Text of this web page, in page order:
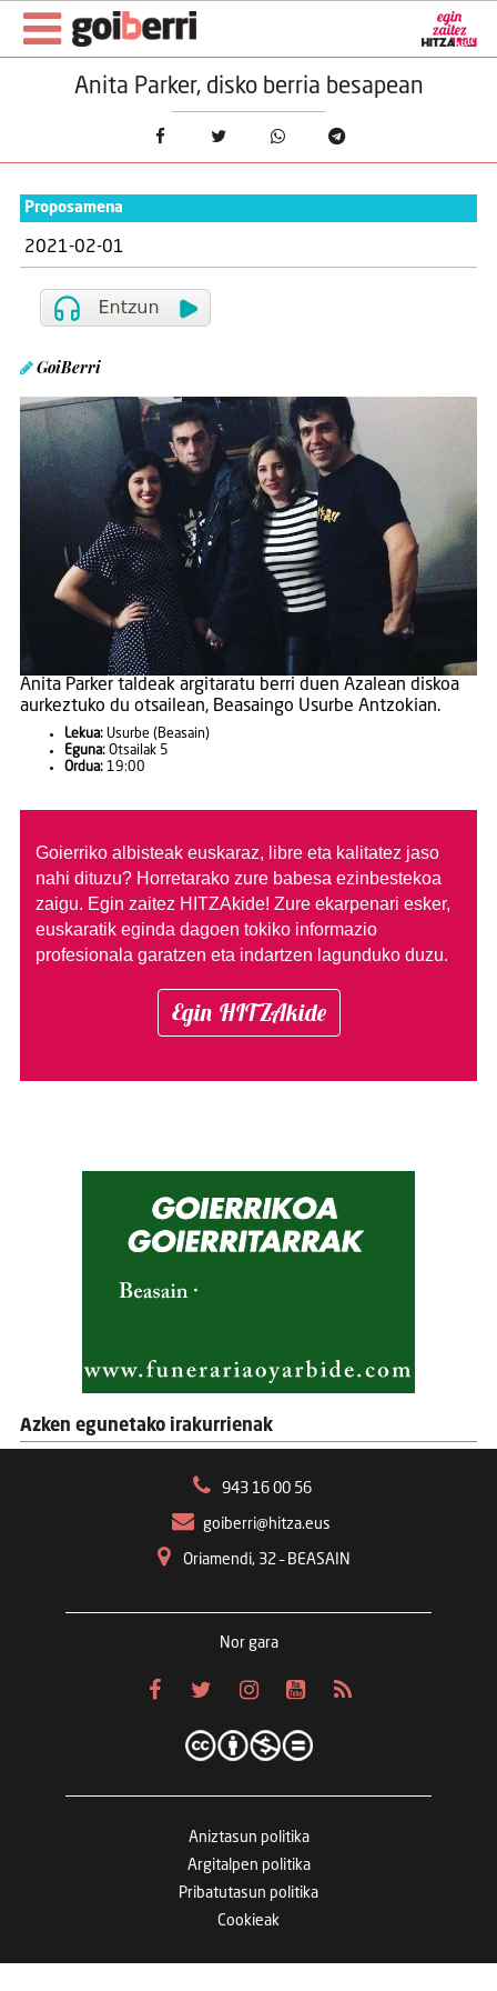
Anita Parker, disko berria besapean
Proposamena
2021-02-01
GoiBerri
Anita Parker taldeak argitaratu berri duen Azalean diskoa
aurkeztuko du otsailean, Beasaingo Usurbe Antzokian.
Lekua:Usurbe (Beasain)
Eguna: Otsailak 5
Ordua:19:00
Goierriko albisteak euskaraz, libre eta kalitatez jaso
nahi dituzu? Horretarako zure babesa ezinbestekoa
zaigu. Egin zaitez HITZAkide! Zure ekarpenari esker,
euskaratik eginda dagoen tokiko informazio
profesionala garatzen eta indartzen lagunduko duzu.
Egin HITZAkide
Azken egunetako irakurrienak
943 16 00 56
goiberri@hitza.eus
Oriamendi, 32 – BEASAIN
Nor gara
Aniztasun politika
Argitalpen politika
Pribatutasun politika
Cookieak